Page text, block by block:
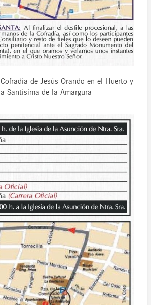
de Jesús Orando en el Huerto y
Santísima de la Amargura